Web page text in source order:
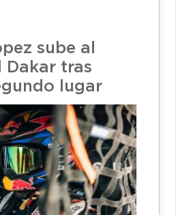
sube al
Dakar tras
lugar